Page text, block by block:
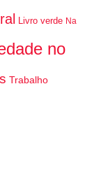
Livro verde Na
no
Trabalho